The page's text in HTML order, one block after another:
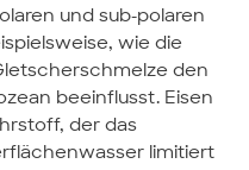
und sub-polaren
wie die
den
beeinflusst. Eisen
der das
limitiert